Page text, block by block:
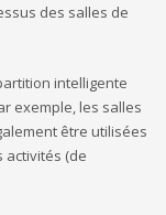
des salles de
intelligente
exemple, les salles
être utilisées
activités (de